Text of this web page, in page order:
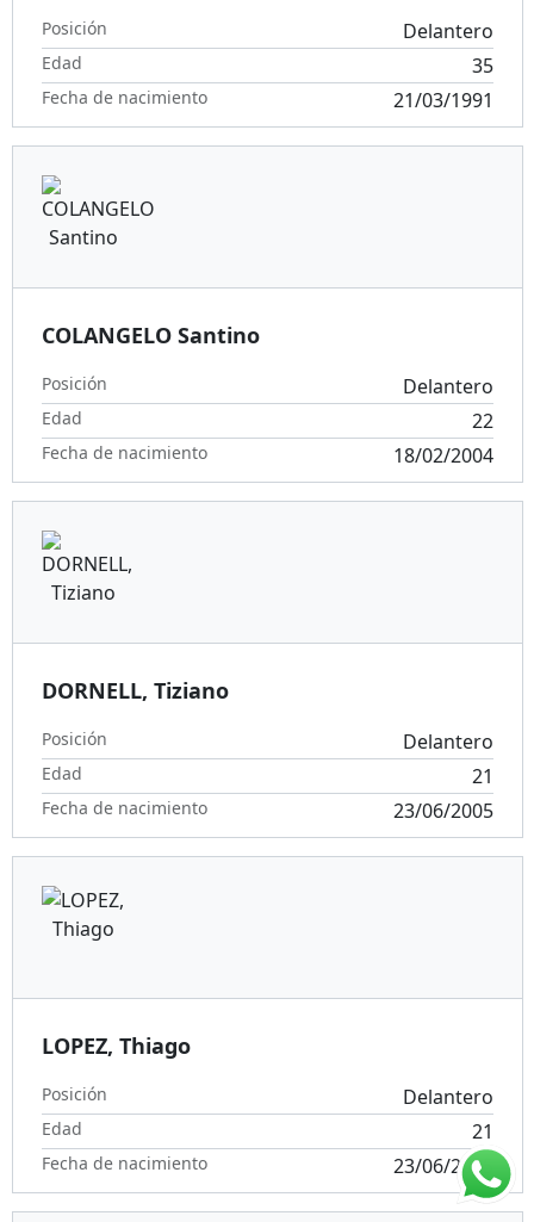
Posición Delantero
Edad 35
Fecha de nacimiento 21/03/1991
COLANGELO Santino
Posición Delantero
Edad 22
Fecha de nacimiento 18/02/2004
DORNELL, Tiziano
Posición Delantero
Edad 21
Fecha de nacimiento 23/06/2005
LOPEZ, Thiago
Posición Delantero
Edad 21
Fecha de nacimiento 23/06/2005